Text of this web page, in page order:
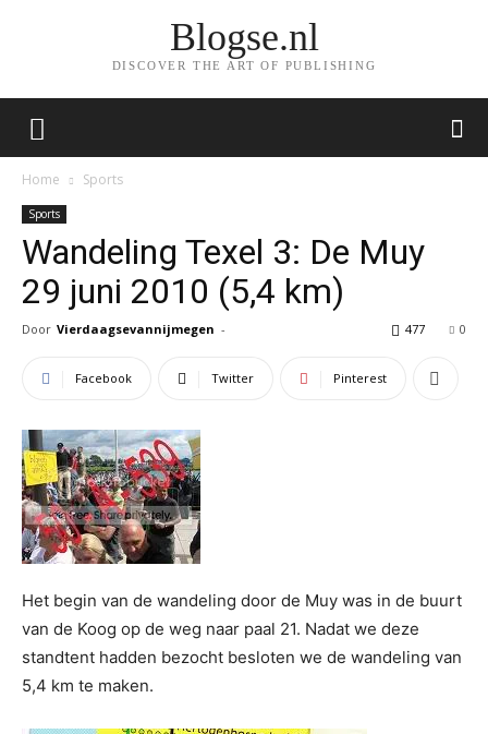
Blogse.nl
DISCOVER THE ART OF PUBLISHING
Home Sports
Sports
Wandeling Texel 3: De Muy
29 juni 2010 (5,4 km)
Door Vierdaagsevannijmegen - 0
477
Facebook Twitter Pinterest
Het begin van de wandeling door de Muy was in de buurt
van de Koog op de weg naar paal 21. Nadat we deze
standtent hadden bezocht besloten we de wandeling van
5,4 km te maken.